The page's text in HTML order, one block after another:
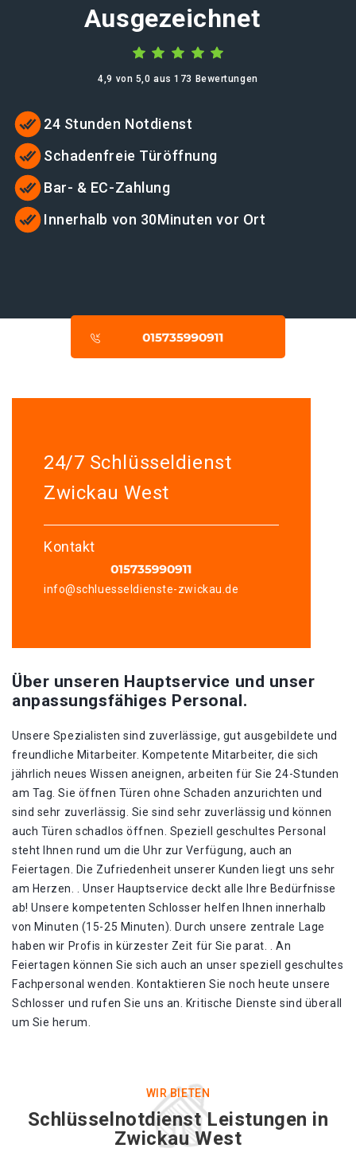
Ausgezeichnet
4,9 von 5,0 aus 173 Bewertungen
24 Stunden Notdienst
Schadenfreie Türöffnung
Bar- & EC-Zahlung
Innerhalb von 30Minuten vor Ort
24/7 Schlüsseldienst
Zwickau West
Kontakt
info@schluesseldienste-zwickau.de
Über unseren Hauptservice und unser
anpassungsfähiges Personal.
Unsere Spezialisten sind zuverlässige, gut ausgebildete und
freundliche Mitarbeiter. Kompetente Mitarbeiter, die sich
jährlich neues Wissen aneignen, arbeiten für Sie 24-Stunden
am Tag. Sie öffnen Türen ohne Schaden anzurichten und
sind sehr zuverlässig. Sie sind sehr zuverlässig und können
auch Türen schadlos öffnen. Speziell geschultes Personal
steht Ihnen rund um die Uhr zur Verfügung, auch an
Feiertagen. Die Zufriedenheit unserer Kunden liegt uns sehr
am Herzen. . Unser Hauptservice deckt alle Ihre Bedürfnisse
ab! Unsere kompetenten Schlosser helfen Ihnen innerhalb
von Minuten (15-25 Minuten). Durch unsere zentrale Lage
haben wir Profis in kürzester Zeit für Sie parat. . An
Feiertagen können Sie sich auch an unser speziell geschultes
Fachpersonal wenden. Kontaktieren Sie noch heute unsere
Schlosser und rufen Sie uns an. Kritische Dienste sind überall
um Sie herum.
WIR BIETEN
Schlüsselnotdienst Leistungen in
Zwickau West